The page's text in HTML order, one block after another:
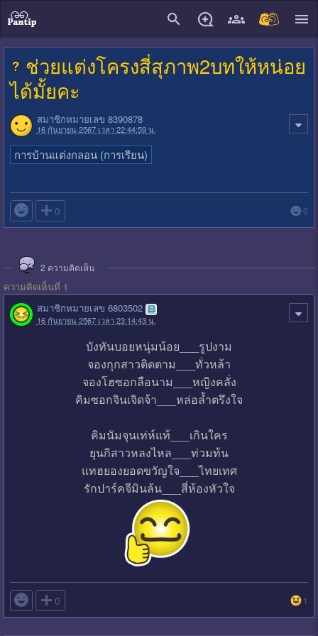
ช่วยแต่งโครงสี่สุภาพ2บทให้หน่อย
ได้มั้ยคะ
สมาชิกหมายเลข 8390878
16 กันยายน 2567 เวลา 22:44:59 น.
การบ้านแต่งกลอน (การเรียน)
 0 0
2 ความคิดเห็น
ความคิดเห็นที่ 1
สมาชิกหมายเลข 6803502
16 กันยายน 2567 เวลา 23:14:43 น.
บังทันบอยหนุ่มน้อย___รูปงาม
จองกุกสาวติดตาม___ทั่วหล้า
จองโฮซอกลือนาม___หญิงคลั่ง
คิมซอกจินเจิดจ้า___หล่อล้ำตรึงใจ
คิมนัมจุนเท่ห์แท้___เกินใคร
ยุนกิสาวหลงไหล___ท่วมท้น
แทฮยองยอดขวัญใจ___ไทยเทศ
รักปาร์คจีมินล้น___สี่ห้องหัวใจ
 0 1
close